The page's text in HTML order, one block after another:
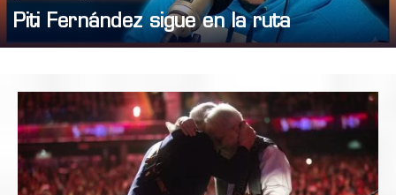
Piti Fernández sigue en la ruta